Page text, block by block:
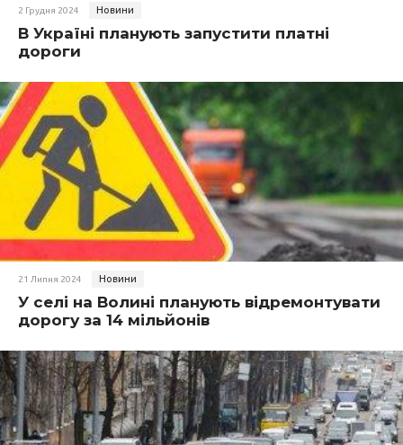
2 Грудня 2024 Новини
В Україні планують запустити платні
дороги
21 Липня 2024 Новини
У селі на Волині планують відремонтувати
дорогу за 14 мільйонів